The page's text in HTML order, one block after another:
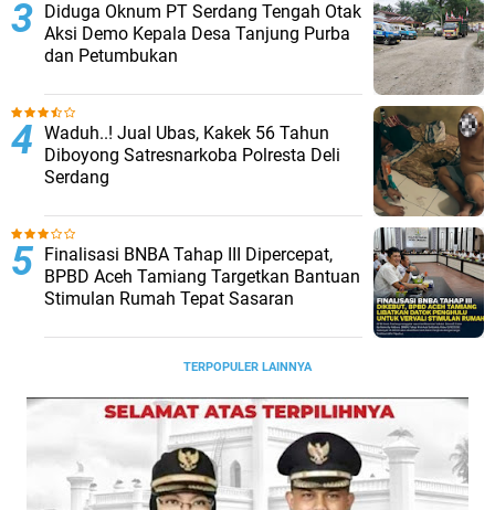
Diduga Oknum PT Serdang Tengah Otak
Aksi Demo Kepala Desa Tanjung Purba
dan Petumbukan
Waduh..! Jual Ubas, Kakek 56 Tahun
Diboyong Satresnarkoba Polresta Deli
Serdang
Finalisasi BNBA Tahap III Dipercepat,
BPBD Aceh Tamiang Targetkan Bantuan
Stimulan Rumah Tepat Sasaran
TERPOPULER LAINNYA